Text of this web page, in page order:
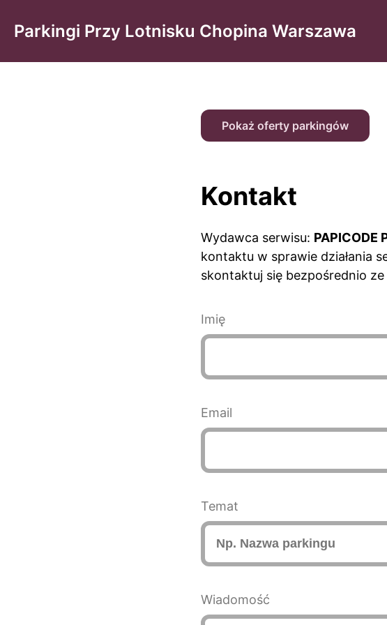
Parkingi Przy Lotnisku Chopina Warszawa
Pokaż oferty parkingów
Kontakt
Wydawca serwisu: PAPICODE
kontaktu w sprawie działania
skontaktuj się bezpośrednio
Imię
Email
Temat
Wiadomość